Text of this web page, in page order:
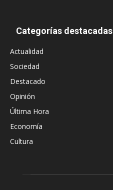
Categorías destacadas
Actualidad
Sociedad
Destacado
Opinión
Última Hora
Economía
Cultura